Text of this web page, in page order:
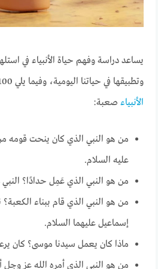
يساعد دراسة وفهم حياة الأنبياء في
وتطبيقها في حياتنا اليومية، وفيما يلي 100 سؤال وجواب عن
الأنبياء صعبة:
من هو النبي الذي كان ينحت قومه
عليه السلام.
من هو النبي الذي عَمِل حدادًا؟ النبي
من هو النبي الذي قام ببناء الكعبة؟
إسماعيل عليهما السلام.
ماذا كان يعمل سيدنا موسى؟ كان
من هو النبي الذي أمره الله عز وجل